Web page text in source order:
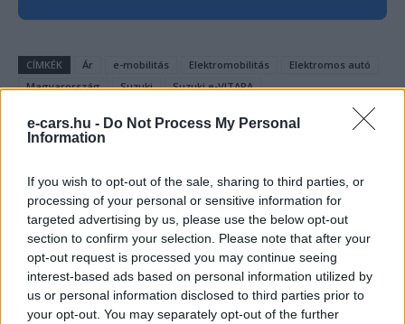
e-cars.hu - Do Not Process My Personal
Information
If you wish to opt-out of the sale, sharing to third parties, or
processing of your personal or sensitive information for
targeted advertising by us, please use the below opt-out
section to confirm your selection. Please note that after your
opt-out request is processed you may continue seeing
interest-based ads based on personal information utilized by
us or personal information disclosed to third parties prior to
your opt-out. You may separately opt-out of the further
CÍMKÉK Ár e-mobilitás Elektromobilitás
Elektromos autó
Magyarország
Suzuki Suzuki e-VITARA